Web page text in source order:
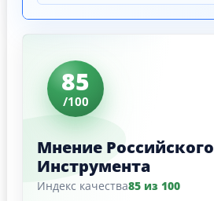
85
/100
Мнение Российского
Инструмента
Индекс качества85 из 100